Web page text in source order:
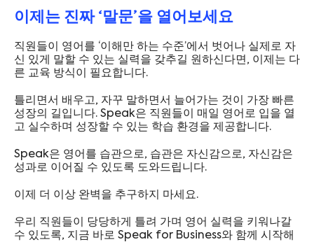
이제는 진짜 ‘말문’을 열어보세요
직원들이 영어를 ‘이해만 하는 수준’에서 벗어나 실제로 자
신 있게 말할 수 있는 실력을 갖추길 원하신다면, 이제는 다
른 교육 방식이 필요합니다.
틀리면서 배우고, 자꾸 말하면서 늘어가는 것이 가장 빠른
성장의 길입니다. Speak은 직원들이 매일 영어로 입을 열
고 실수하며 성장할 수 있는 학습 환경을 제공합니다.
Speak은 영어를 습관으로, 습관은 자신감으로, 자신감은
성과로 이어질 수 있도록 도와드립니다.
이제 더 이상 완벽을 추구하지 마세요.
우리 직원들이 당당하게 틀려 가며 영어 실력을 키워나갈
수 있도록, 지금 바로 Speak for Business와 함께 시작해